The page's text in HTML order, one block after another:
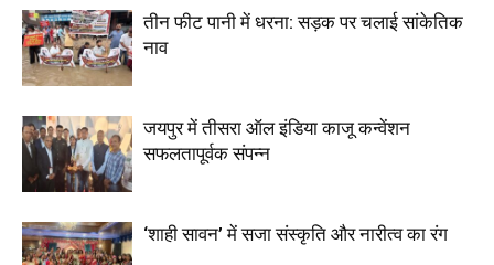
तीन फीट पानी में धरना: सड़क पर चलाई सांकेतिक
नाव
जयपुर में तीसरा ऑल इंडिया काजू कन्वेंशन
सफलतापूर्वक संपन्न
‘शाही सावन’ में सजा संस्कृति और नारीत्व का रंग